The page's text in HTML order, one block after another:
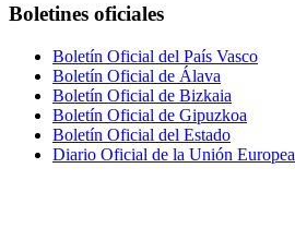
Boletines oficiales
Boletín Oficial del País Vasco
Boletín Oficial de Álava
Boletín Oficial de Bizkaia
Boletín Oficial de Gipuzkoa
Boletín Oficial del Estado
Diario Oficial de la Unión Europea